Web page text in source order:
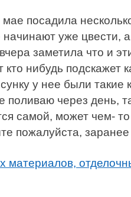
посадила
уже цвести,
заметила что и
нибудь подскажет
у нее были такие
поливаю через день,
самой, может чем-
пожалуйста,
материалов,